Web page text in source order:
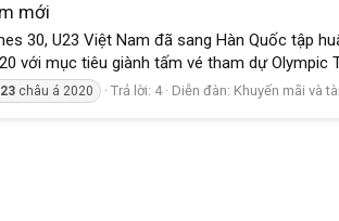
mới
30, U23 Việt Nam đã sang Hàn Quốc tập
với mục tiêu giành tấm vé tham dự Olympic
châu á 2020 Trả lời: 4 Diễn đàn: Khuyến mãi và